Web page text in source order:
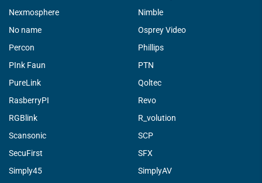
Nexmosphere
Nimble
No name
Osprey Video
Percon
Phillips
PInk Faun
PTN
PureLink
Qoltec
RasberryPI
Revo
RGBlink
R_volution
Scansonic
SCP
SecuFirst
SFX
Simply45
SimplyAV